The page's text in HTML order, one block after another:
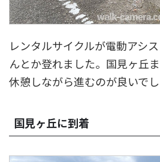
レンタルサイクルが電動アシ
んとか登れました。国見ヶ丘
休憩しながら進むのが良いでし
国見ヶ丘に到着